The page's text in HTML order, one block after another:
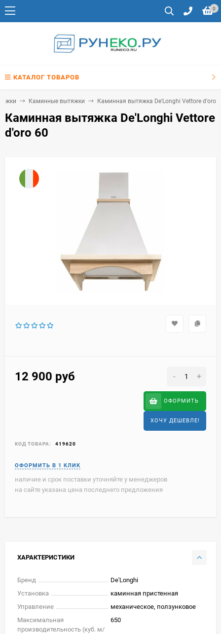
0
КАТАЛОГ ТОВАРОВ
Каминные вытяжки Каминная вытяжка De'Longhi Vettore d'oro
Каминная вытяжка De'Longhi Vettore
d'oro 60
12 900 руб - +
ОФОРМИТЬ
ХОЧУ ДЕШЕВЛЕ!
КОД ТОВАРА: 419620
наличие и срок поставки уточняйте у менеджеров
на сайте указана цена последнего предложения
ХАРАКТЕРИСТИКИ
Бренд
De'Longhi
Установка
каминная пристенная
Управление
механическое, ползунковое
Максимальная
производительность (куб. м/
650